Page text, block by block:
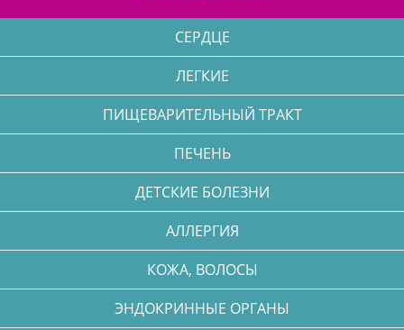
СЕРДЦЕ
ЛЕГКИЕ
ПИЩЕВАРИТЕЛЬНЫЙ ТРАКТ
ПЕЧЕНЬ
ДЕТСКИЕ БОЛЕЗНИ
АЛЛЕРГИЯ
КОЖА, ВОЛОСЫ
ЭНДОКРИННЫЕ ОРГАНЫ